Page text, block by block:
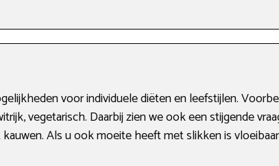
voor individuele diëten en leefstijlen.
vegetarisch. Daarbij zien we ook een stijgende
Als u ook moeite heeft met slikken is